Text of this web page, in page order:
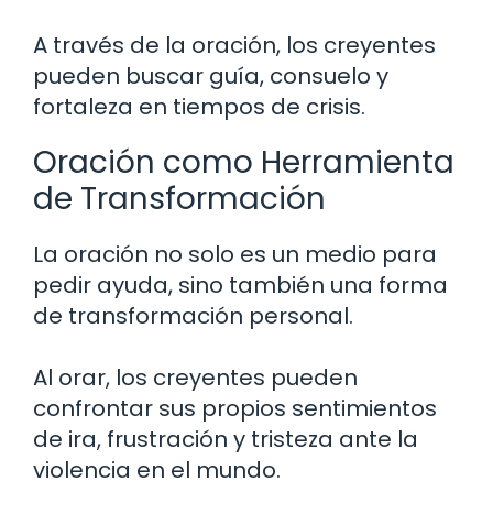
A través de la oración, los creyentes
pueden buscar guía, consuelo y
fortaleza en tiempos de crisis.
Oración como Herramienta
de Transformación
La oración no solo es un medio para
pedir ayuda, sino también una forma
de transformación personal.
Al orar, los creyentes pueden
confrontar sus propios sentimientos
de ira, frustración y tristeza ante la
violencia en el mundo.